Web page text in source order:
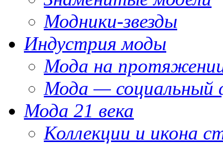
Модники-звезды
Индустрия моды
Мода на
Мода — социальный
Мода 21 века
Коллекции и икона